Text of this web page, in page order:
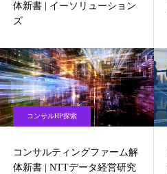
体新書 | イーソリューション
ズ
コンサルHP探索
コンサルティングファーム解
体新書 | NTTデータ経営研究